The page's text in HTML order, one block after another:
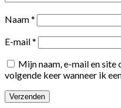
Naam*
E-mail*
Mijn naam, e-mail en site
volgende keer wanneer ik